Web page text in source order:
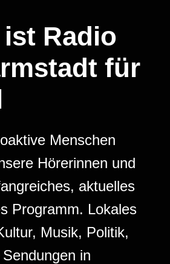
ist Radio
für
Menschen
Hörerinnen und
aktuelles
Programm. Lokales
Musik, Politik,
in